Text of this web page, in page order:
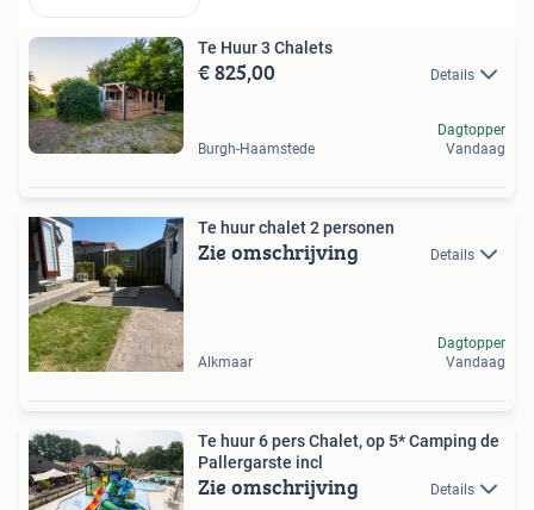
Te Huur 3 Chalets
€ 825,00 Details
Burgh-Haamstede
Dagtopper
Vandaag
Te huur chalet 2 personen
Zie omschrijving Details
Alkmaar
Dagtopper
Vandaag
Te huur 6 pers Chalet, op 5* Camping de
Pallergarste incl
Zie omschrijving Details